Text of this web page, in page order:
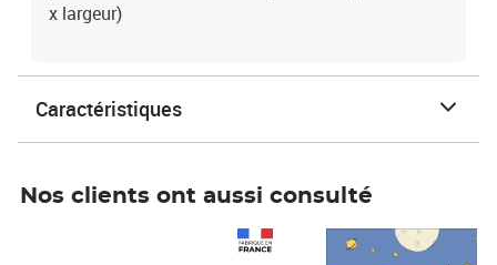
x largeur)
Caractéristiques
Nos clients ont aussi consulté
Prix 7,50€